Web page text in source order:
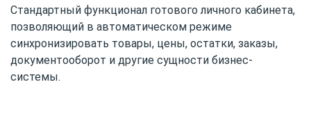
Стандартный функционал готового личного кабинета,
позволяющий в автоматическом режиме
синхронизировать товары, цены, остатки, заказы,
документооборот и другие сущности бизнес-
системы.